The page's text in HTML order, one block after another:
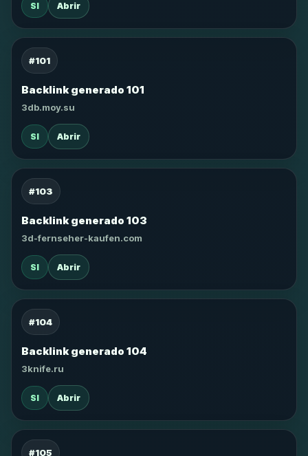
SI Abrir
#101
Backlink generado 101
3db.moy.su
SI Abrir
#103
Backlink generado 103
3d-fernseher-kaufen.com
SI Abrir
#104
Backlink generado 104
3knife.ru
SI Abrir
#105